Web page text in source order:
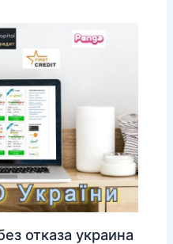
отказа украина